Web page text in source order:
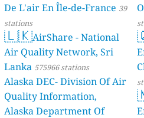
De L'air En Île-de-France 39
stations
🇱🇰AirShare - National
Air Quality Network, Sri
Lanka 575966 stations
Alaska DEC- Division Of Air
Quality Information,
Alaska Department Of